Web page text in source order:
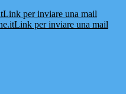
Link per inviare una mail
Link per inviare una mail